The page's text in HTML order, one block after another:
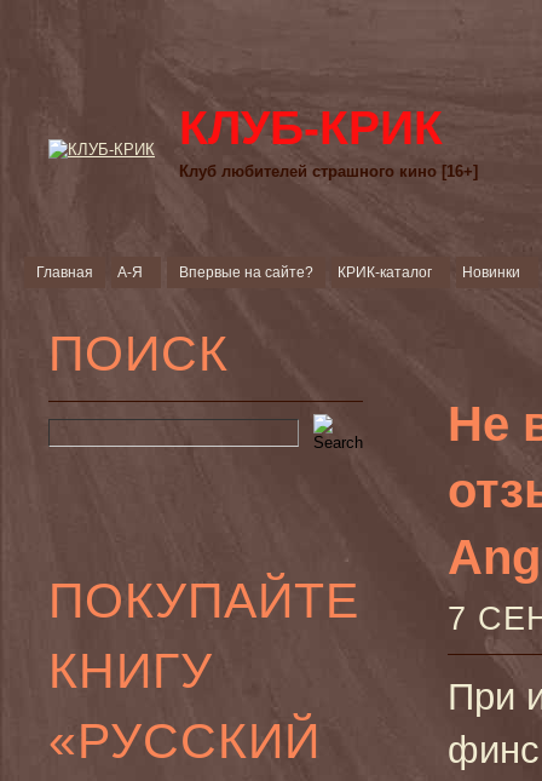
КЛУБ-КРИК
Клуб любителей страшного кино [16+]
Главная А-Я Впервые на сайте? КРИК-каталог Новинки
ПОИСК
ПОКУПАЙТЕ
КНИГУ
«РУССКИЙ
Не
7
При